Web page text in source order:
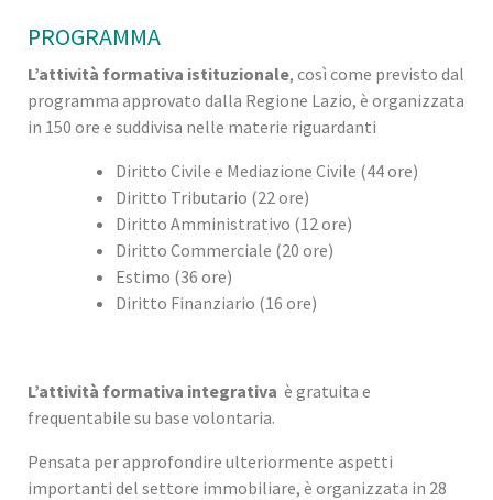
PROGRAMMA
L’attività formativa istituzionale, così come previsto dal
programma approvato dalla Regione Lazio, è organizzata
in 150 ore e suddivisa nelle materie riguardanti
Diritto Civile e Mediazione Civile (44 ore)
Diritto Tributario (22 ore)
Diritto Amministrativo (12 ore)
Diritto Commerciale (20 ore)
Estimo (36 ore)
Diritto Finanziario (16 ore)
L’attività formativa integrativa è gratuita e
frequentabile su base volontaria.
Pensata per approfondire ulteriormente aspetti
importanti del settore immobiliare, è organizzata in 28